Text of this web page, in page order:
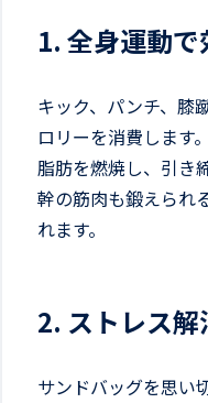
1. 全身運動
キック、パンチ、膝
ロリーを消費します
脂肪を燃焼し、引き
幹の筋肉も鍛えられ
れます。
2. ストレス
サンドバッグを思い